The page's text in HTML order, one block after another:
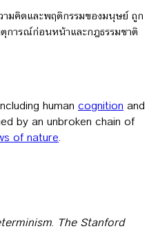
มคิดและพฤติกรรมของมนุษย์ ถูก
การณ์ก่อนหน้าและกฎธรรมชาติ
human cognition and
by an unbroken chain of
of nature.
. The Stanford